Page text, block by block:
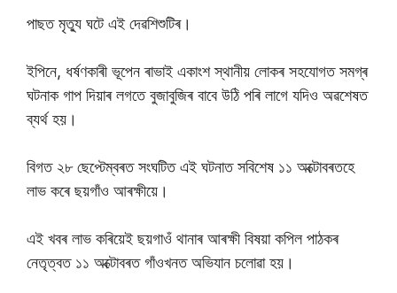
পাছত মৃত্যু ঘটে এই দেৱশিশুটিৰ।
ইপিনে, ধৰ্ষণকাৰী ভূপেন ৰাভাই একাংশ স্থানীয় লােকৰ সহযােগত সমগ্ৰ
ঘটনাক গাপ দিয়াৰ লগতে বুজাবুজিৰ বাবে উঠি পৰি লাগে যদিও অৱশেষত
ব্যৰ্থ হয়।
বিগত ২৮ ছেপ্টেম্বৰত সংঘটিত এই ঘটনাত সবিশেষ ১১ অক্টােবৰতহে
লাভ কৰে ছয়গাঁও আৰক্ষীয়ে।
এই খবৰ লাভ কৰিয়েই ছয়গাওঁ থানাৰ আৰক্ষী বিষয়া কপিল পাঠকৰ
নেতৃত্বত ১১ অক্টােবৰত গাঁওখনত অভিযান চলােৱা হয়।